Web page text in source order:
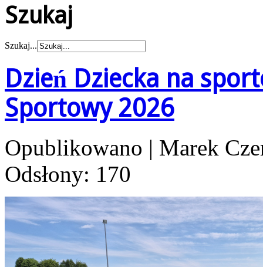
Szukaj
Szukaj...
Dzień Dziecka na
Sportowy 2026
Opublikowano | Marek
Odsłony: 170